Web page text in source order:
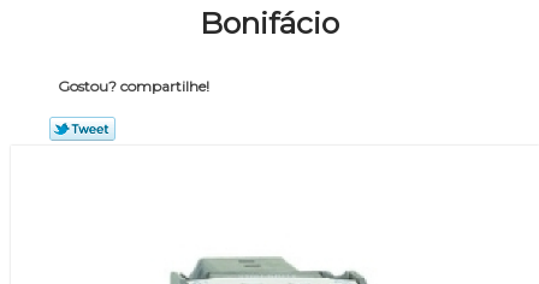
Bonifácio
Gostou? compartilhe!